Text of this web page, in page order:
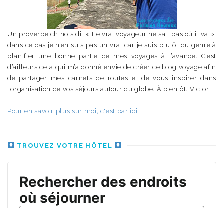
Un proverbe chinois dit « Le vrai voyageur ne sait pas où il va »,
dans ce cas je n’en suis pas un vrai car je suis plutôt du genre à
planifier une bonne partie de mes voyages à l’avance. C’est
d’ailleurs cela qui m’a donné envie de créer ce blog voyage afin
de partager mes carnets de routes et de vous inspirer dans
l’organisation de vos séjours autour du globe. À bientôt. Victor
Pour en savoir plus sur moi, c'est par ici.
TROUVEZ VOTRE HÔTEL